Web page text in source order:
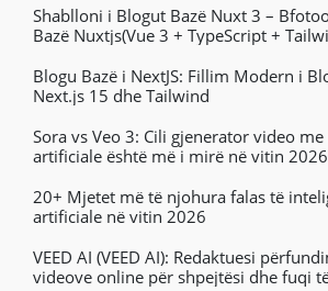
Shablloni i Blogut Bazë Nuxt 3 –
Bazë Nuxtjs(Vue 3 + TypeScript +
Blogu Bazë i NextJS: Fillim Modern i
Next.js 15 dhe Tailwind
Sora vs Veo 3: Cili gjenerator video
artificiale është më i mirë në vitin
20+ Mjetet më të njohura falas të
artificiale në vitin 2026
VEED AI (VEED AI): Redaktuesi
videove online për shpejtësi dhe fuqi